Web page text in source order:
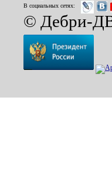
В социальных сетях:
© Дебри-